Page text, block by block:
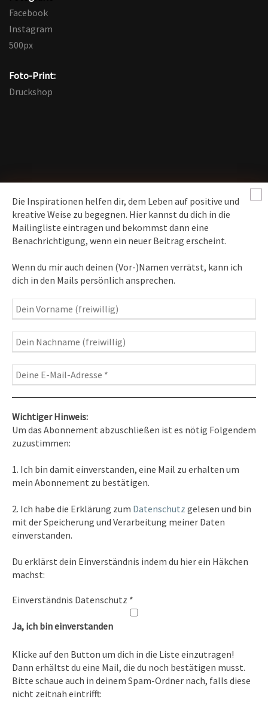
Die Inspirationen helfen dir, dem Leben auf positive und
kreative Weise zu begegnen. Hier kannst du dich in die
Mailingliste eintragen und bekommst dann eine
Benachrichtigung, wenn ein neuer Beitrag erscheint.
Wenn du mir auch deinen (Vor-)Namen verrätst, kann ich
dich in den Mails persönlich ansprechen.
Wichtiger Hinweis:
Um das Abonnement abzuschließen ist es nötig Folgendem
zuzustimmen:
1. Ich bin damit einverstanden, eine Mail zu erhalten um
mein Abonnement zu bestätigen.
2. Ich habe die Erklärung zum Datenschutz gelesen und bin
mit der Speicherung und Verarbeitung meiner Daten
einverstanden.
Du erklärst dein Einverständnis indem du hier ein Häkchen
machst:
Einverständnis Datenschutz *
Ja, ich bin einverstanden
Klicke auf den Button um dich in die Liste einzutragen!
Dann erhältst du eine Mail, die du noch bestätigen musst.
Bitte schaue auch in deinem Spam-Ordner nach, falls diese
nicht zeitnah eintrifft:
Facebook
Instagram
500px
Foto-Print:
Druckshop
News erhalten
Inspirationen
– Bewusstseins-Impulse, Meditation &
Heilung, Texte & Botschaften
Fotografie– Fotoblog, Kalender, Workshops
Kontakt
Tel. 0351/2681691
E-Mail: info [at ] spirit-on-earth.com
Heilpraxis
Heilpraxis Hirschburger
Rechtliches
Impressum
Datenschutz